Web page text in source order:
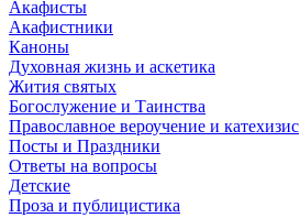
Акафисты
Акафистники
Каноны
Духовная жизнь и аскетика
Жития святых
Богослужение и Таинства
Православное вероучение и катехизис
Посты и Праздники
Ответы на вопросы
Детские
Проза и публицистика